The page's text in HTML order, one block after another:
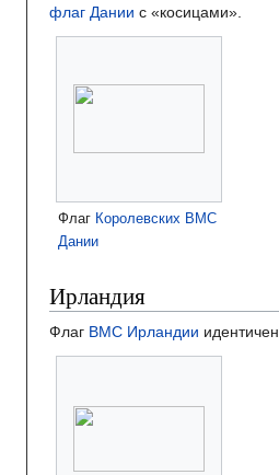
флаг Дании с «косицами».
Флаг Королевских ВМС
Дании
Ирландия
Флаг ВМС Ирландии идентичен